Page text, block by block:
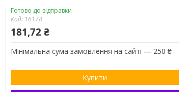
Готово до відправки
Код: 16178
181,72 ₴
Мінімальна сума замовлення на сайті — 250 ₴
Купити